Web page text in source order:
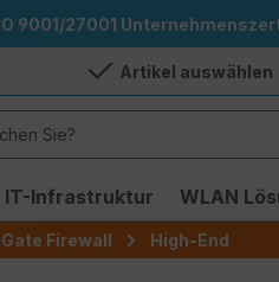
9001/27001
Artikel auswählen
IT-Infrastruktur WLAN
Firewall High-End